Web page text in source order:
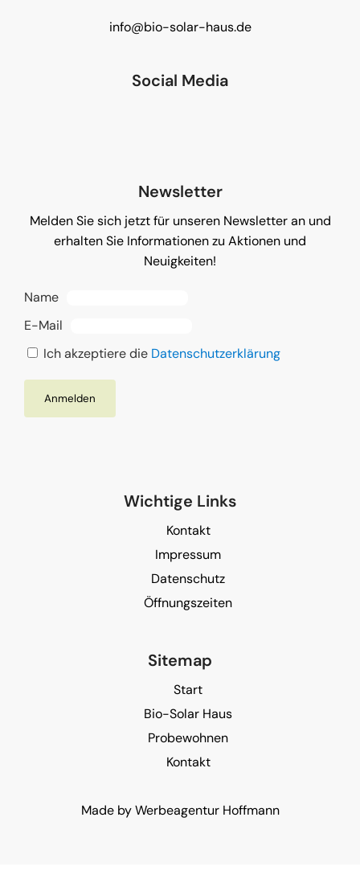
info@bio-solar-haus.de
Social Media
Newsletter
Melden Sie sich jetzt für unseren Newsletter an und
erhalten Sie Informationen zu Aktionen und
Neuigkeiten!
Name
E-Mail
Ich akzeptiere die Datenschutzerklärung
Wichtige Links
Kontakt
Impressum
Datenschutz
Öffnungszeiten
Sitemap
Start
Bio-Solar Haus
Probewohnen
Kontakt
Made byWerbeagentur Hoffmann